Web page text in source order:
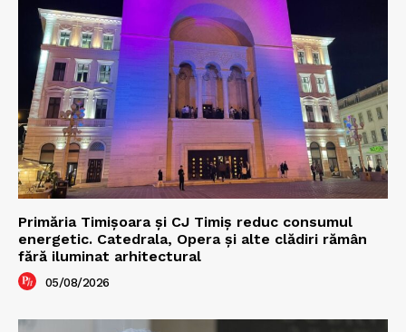
Primăria Timișoara şi CJ Timiș reduc consumul
energetic. Catedrala, Opera şi alte clădiri rămân
fără iluminat arhitectural
05/08/2026